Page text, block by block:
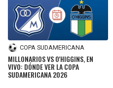
COPA SUDAMERICANA
MILLONARIOS VS O'HIGGINS, EN
VIVO: DÓNDE VER LA COPA
SUDAMERICANA 2026